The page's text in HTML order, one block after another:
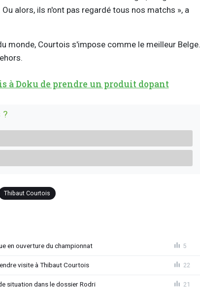
alors, ils n'ont pas regardé tous nos matchs », a
monde, Courtois s'impose comme le meilleur Belge.
à Doku de prendre un produit dopant
?
Thibaut Courtois
en ouverture du championnat 5
visite à Thibaut Courtois 22
situation dans le dossier Rodri 21